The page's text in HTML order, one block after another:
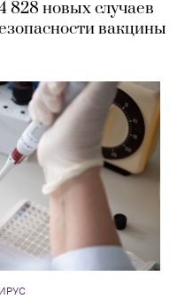
828 новых случаев
вакцины